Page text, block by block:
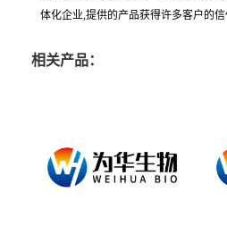
体化企业,提供的产品获得许多客户的信
相关产品：